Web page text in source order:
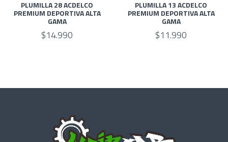
PLUMILLA 28 ACDELCO
PREMIUM DEPORTIVA ALTA
GAMA
$14.990
PLUMILLA 13 ACDELCO
PREMIUM DEPORTIVA ALTA
GAMA
$11.990